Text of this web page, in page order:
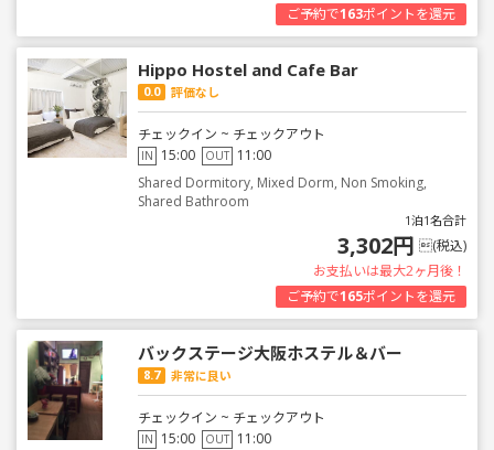
ご予約で163ポイントを還元
Hippo Hostel and Cafe Bar
0.0 評価なし
チェックイン ~ チェックアウト
IN 15:00 OUT 11:00
Shared Dormitory, Mixed Dorm, Non Smoking,
Shared Bathroom
1泊1名合計
3,302円 (税込)
お支払いは最大2ヶ月後！
ご予約で165ポイントを還元
バックステージ大阪ホステル＆バー
8.7 非常に良い
チェックイン ~ チェックアウト
IN 15:00 OUT 11:00